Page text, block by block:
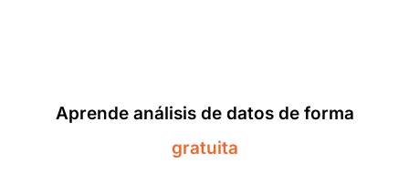
Aprende análisis de datos de forma
gratuita